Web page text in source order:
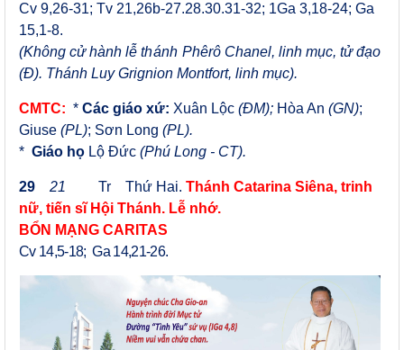
Cv 9,26-31; Tv 21,26b-27.28.30.31-32; 1Ga 3,18-24; Ga
15,1-8.
(Không cử hành lễ thánh Phêrô Chanel, linh mục, tử đạo
(Đ). Thánh Luy Grignion Montfort, linh mục).
CMTC: * Các giáo xứ: Xuân Lộc (ĐM); Hòa An (GN);
Giuse (PL); Sơn Long (PL).
* Giáo họ Lộ Đức (Phú Long - CT).
29 21 Tr Thứ Hai. Thánh Catarina Siêna, trinh
nữ, tiến sĩ Hội Thánh. Lễ nhớ.
BỔN MẠNG CARITAS
Cv 14,5-18; Ga 14,21-26.